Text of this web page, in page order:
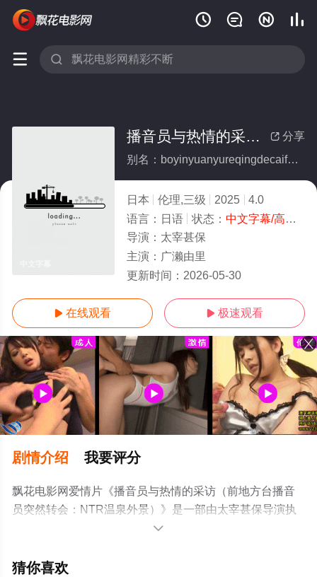
   
 
 分享
播音员与热情的采访（前地方台播音员突然转会：NTR温泉外景）
别名：boyinyuanyureqingdecaifangqiandifangtaiboyinyuanturanzhuanhuiNTRwenquanwaijing
日本 伦理,三级 2025
4.0
语言： 日语 状态： 中文字幕/高清
导演： 太宰甚保
主演： 广濑由里
更新时间： 2026-05-30
 在线观看  极速观看
剧情介绍 我要评分
飘花电影网爱情片《播音员与热情的采访（前地方台播音
员突然转会：NTR温泉外景）》是一部由太宰甚保导演执
导，广濑由里等演员精彩演绎的日本电影，手机免费观看
可移步至豆瓣电影、电视猫或剧情网等平台了解。

猜你喜欢